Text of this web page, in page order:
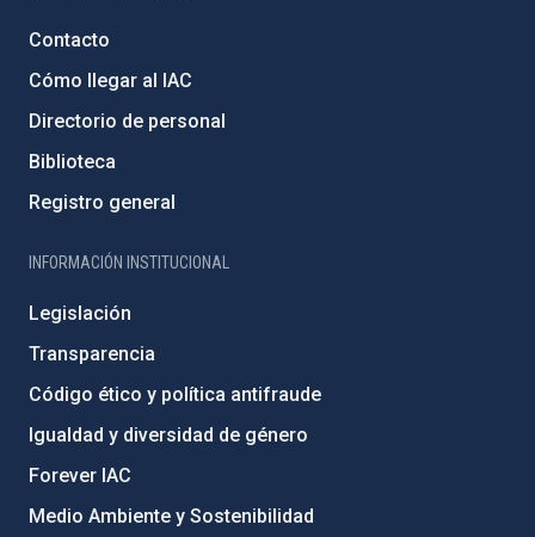
Contacto
Cómo llegar al IAC
Directorio de personal
Biblioteca
Registro general
INFORMACIÓN INSTITUCIONAL
Legislación
Transparencia
Código ético y política antifraude
Igualdad y diversidad de género
Forever IAC
Medio Ambiente y Sostenibilidad